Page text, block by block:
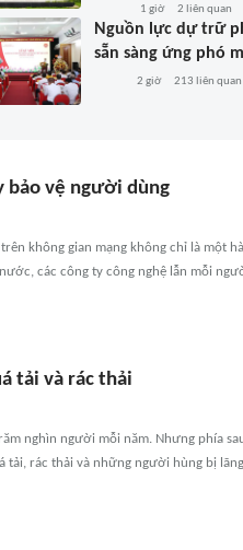
1 giờ 2 liên quan
Nguồn lực dự trữ
sẵn sàng ứng phó
2 giờ 213 liên quan
bảo vệ người dùng
không gian mạng không chỉ là một
các công ty công nghệ lẫn mỗi
tải và rác thải
nghìn người mỗi năm. Nhưng phía
tải, rác thải và những người hùng bị